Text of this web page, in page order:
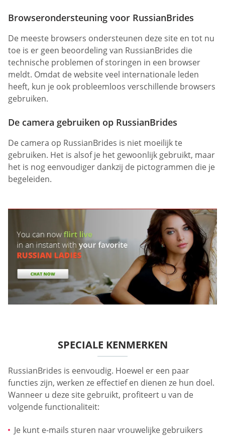
Browserondersteuning voor RussianBrides
De meeste browsers ondersteunen deze site en tot nu
toe is er geen beoordeling van RussianBrides die
technische problemen of storingen in een browser
meldt. Omdat de website veel internationale leden
heeft, kun je ook probleemloos verschillende browsers
gebruiken.
De camera gebruiken op RussianBrides
De camera op RussianBrides is niet moeilijk te
gebruiken. Het is alsof je het gewoonlijk gebruikt, maar
het is nog eenvoudiger dankzij de pictogrammen die je
begeleiden.
SPECIALE KENMERKEN
RussianBrides is eenvoudig. Hoewel er een paar
functies zijn, werken ze effectief en dienen ze hun doel.
Wanneer u deze site gebruikt, profiteert u van de
volgende functionaliteit:
Je kunt e-mails sturen naar vrouwelijke gebruikers